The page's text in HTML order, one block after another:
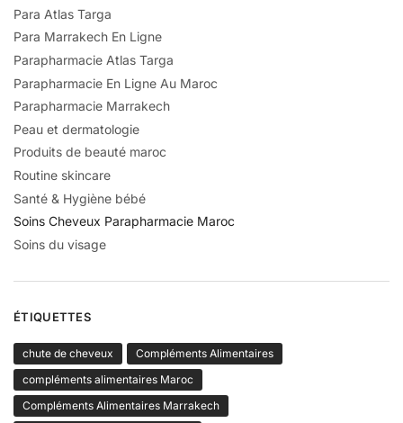
Para Atlas Targa
Para Marrakech En Ligne
Parapharmacie Atlas Targa
Parapharmacie En Ligne Au Maroc
Parapharmacie Marrakech
Peau et dermatologie
Produits de beauté maroc
Routine skincare
Santé & Hygiène bébé
Soins Cheveux Parapharmacie Maroc
Soins du visage
ÉTIQUETTES
chute de cheveux
Compléments Alimentaires
compléments alimentaires Maroc
Compléments Alimentaires Marrakech